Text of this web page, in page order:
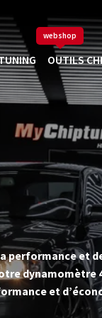
OUTILS
webshop
et
dynamomètre
et